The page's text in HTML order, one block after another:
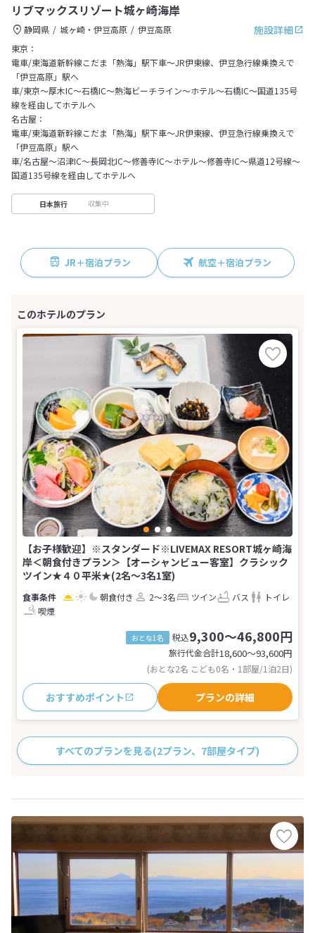
リブマックスリゾート城ヶ崎海岸
施設詳細
静岡県 城ヶ崎・伊豆高原
伊豆高原
東京：
電車/東海道新幹線こだま「熱海」駅下車～JR伊東線、伊豆急行線乗換えで
「伊豆高原」駅へ
車/東京～厚木IC～石橋IC～熱海ビーチライン～ホテル～石橋IC～国道135号
線を経由してホテルへ
名古屋：
電車/東海道新幹線こだま「熱海」駅下車～JR伊東線、伊豆急行線乗換えで
「伊豆高原」駅へ
車/名古屋～沼津IC～長岡北IC～修善寺IC～ホテル～修善寺IC～県道12号線～
国道135号線を経由してホテルへ
日本旅行 収集中
JR＋宿泊プラン 航空＋宿泊プラン
【お子様歓迎】※スタンダード※LIVEMAX RESORT城ヶ崎海
岸＜朝食付きプラン＞【オーシャンビュー客室】クラシック
ツイン★４０平米★(2名～3名1室)
朝食付き 2～3名 ツイン バス
トイレ
喫煙
おとな1名 税込9,300～46,800円
旅行代金合計18,600〜93,600円
(おとな2名 こども0名・1部屋/1泊2日)
おすすめポイント プランの詳細
すべてのプランを見る(2プラン、7部屋タイプ)